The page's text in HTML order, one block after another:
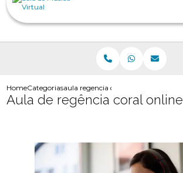
HomeCategoriasaula regencia coral online
Aula de regência coral online